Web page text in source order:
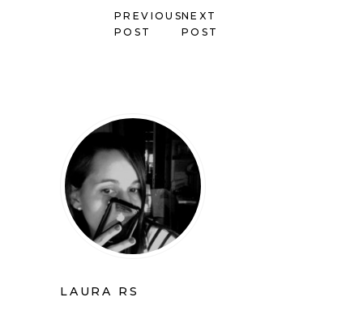
PREVIOUS
POST
NEXT
POST
LAURA RS